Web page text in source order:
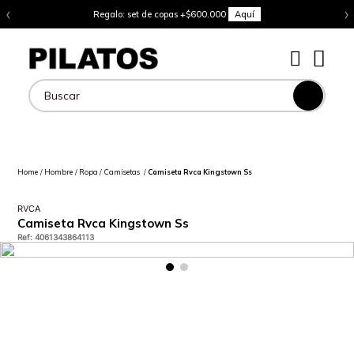
‹ Regalo: set de copas +$600.000 Aquí ›
Buscar
Hombre Ropa Camisetas Camiseta Rvca Kingstown Ss
RVCA
Camiseta Rvca Kingstown Ss
Ref:4061343864113